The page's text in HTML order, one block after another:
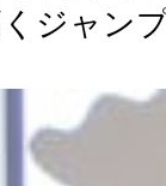
ジャン